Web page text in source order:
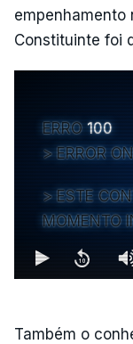
empenhamento
Constituinte foi
ERRO 100
ERROR
ESTE
MOMENTO
Também o